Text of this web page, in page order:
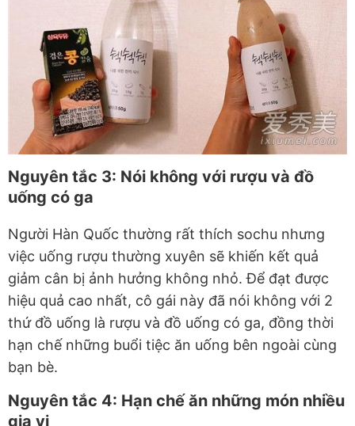
Nguyên tắc 3: Nói không với rượu và đồ
uống có ga
Người Hàn Quốc thường rất thích sochu nhưng
việc uống rượu thường xuyên sẽ khiến kết quả
giảm cân bị ảnh hưởng không nhỏ. Để đạt được
hiệu quả cao nhất, cô gái này đã nói không với 2
thứ đồ uống là rượu và đồ uống có ga, đồng thời
hạn chế những buổi tiệc ăn uống bên ngoài cùng
bạn bè.
Nguyên tắc 4: Hạn chế ăn những món nhiều
gia vị